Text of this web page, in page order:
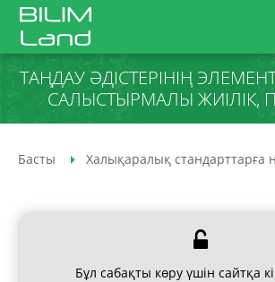
ТАҢДАУ ӘДІСТЕРІНІҢ
САЛЫСТЫРМАЛЫ ЖИІЛІК,
Басты Халықаралық стандарттарға
Бұл сабақты көру үшін сайтқа